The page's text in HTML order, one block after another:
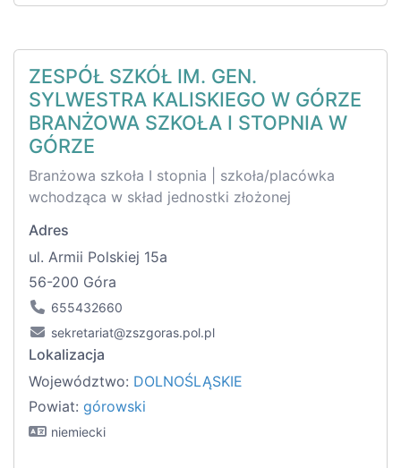
ZESPÓŁ SZKÓŁ IM. GEN.
SYLWESTRA KALISKIEGO W GÓRZE
BRANŻOWA SZKOŁA I STOPNIA W
GÓRZE
Branżowa szkoła I stopnia | szkoła/placówka
wchodząca w skład jednostki złożonej
Adres
ul. Armii Polskiej 15a
56-200 Góra
655432660
sekretariat@zszgoras.pol.pl
Lokalizacja
Województwo: DOLNOŚLĄSKIE
Powiat: górowski
niemiecki